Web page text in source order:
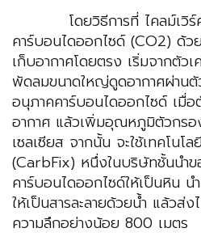
โดยวิธีการที่ ไคลม์เวิร์คส์
คาร์บอนไดออกไซด์ (CO2) ด้ว
เก็บอากาศโดยตรง เริ่มจากตัว
พัดลมขนาดใหญ่ดูดอากาศผ่าน
อนุภาคคาร์บอนไดออกไซด์ เมื่
อากาศ แล้วเพิ่มอุณหภูมิตัวกร
เซลเซียส จากนั้น จะใช้เทคโน
(CarbFix) หนึ่งในบริษัทชั้นนำข
คาร์บอนไดออกไซด์ให้เป็นหิน
ให้เป็นสารละลายด้วยน้ำ แล้วส่
ความลึกอย่างน้อย 800 เมตร